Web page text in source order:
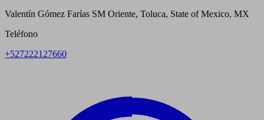
Valentín Gómez Farías SM Oriente, Toluca, State of Mexico, MX
Teléfono
+527222127660